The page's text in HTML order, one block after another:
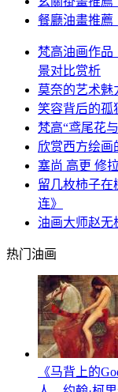
餐廳油畫推薦
梵高油画作品
景对比赏析
莫奈的艺术魅
笑容背后的
梵高“鸢尾花
欣赏西方绘画
塞尚 高更 修
留几枚柿子在
连》
油画大师赵无
热门油画
《马背上的